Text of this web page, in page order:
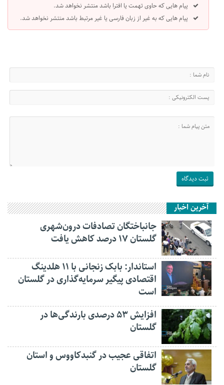
پیام هایی که حاوی تهمت یا افترا باشد منتشر نخواهد شد.
پیام هایی که به غیر از زبان فارسی یا غیر مرتبط باشد منتشر نخواهد شد.
آخرین اخبار
جانباختگان تصادفات درون‌شهری
گلستان ۱۷ درصد کاهش یافت
استاندار: بابک زنجانی با ۱۱ هلدینگ
اقتصادی پیگیر سرمایه‌گذاری در گلستان
است
افزایش ۵۳ درصدی بارندگی‌ها در
گلستان
اتفاقی عجیب در‌ گنبدکاووس و استان
گلستان